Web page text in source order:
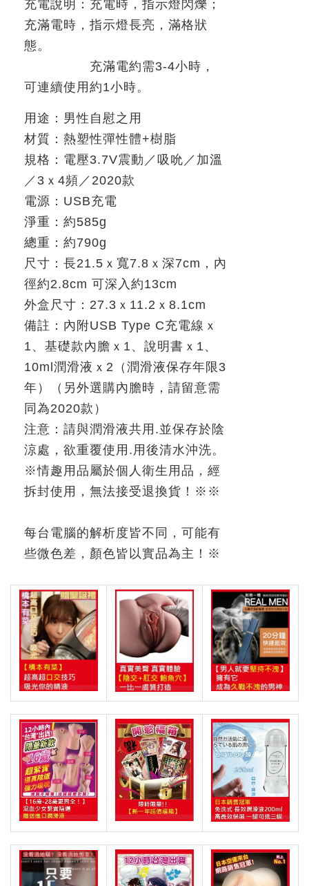
充電說明：充電時，指示燈閃爍；
充滿電時，指示燈長亮，滿格狀
態。
充滿電約需3-4小時，
可連續使用約1小時。
用途：男性自慰之用
材質：熱塑性彈性體+樹脂
規格：電壓3.7V震動／吸吮／加溫
／ 3 ｘ 4頻／ 2020款
電源： USB充電
淨重：約585g
總重：約790g
尺寸：長21.5 ｘ寬7.8 ｘ深7cm ，內
徑約2.8cm 可深入約13cm
外盒尺寸： 27.3 ｘ 11.2 ｘ 8.1cm
備註：內附USB Type C充電線ｘ
1、基礎款內膽ｘ 1、說明書ｘ 1、
10ml 潤滑液ｘ 2 （潤滑液保存年限 3
年）（另外選購內膽時，請留意需
同為2020款）
注意：請與潤滑液共用 .並保存於陰
涼處，欲重覆使用 .用後清水沖洗。
※情趣用品屬於個人衛生用品，經
拆封使用，無法接受退換貨！ ※※
每台電腦的解析度皆不同，可能有
些微色差，顏色皆以實品為主！ ※